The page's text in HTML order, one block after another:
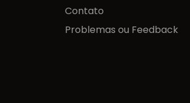
Contato
Problemas ou Feedback